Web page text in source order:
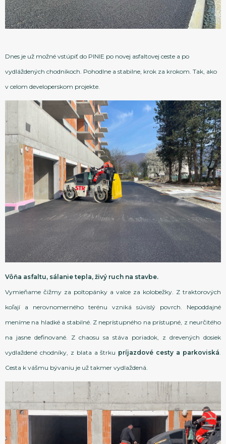
Dnes je už možné vstúpiť do PINIE po novej asfaltovej ceste a po
vydláždených chodníkoch. Pohodlne a stabilne, krok za krokom. Tak, ako
v celom developerskom projekte.
Vôňa asfaltu, sálanie tepla, živý ruch na stavbe.
Vymieňame čižmy za poltopánky a valce za kolobežky. Z traktorových
koľají a nerovnomerného terénu vzniká súvislý povrch. Nepoddajné
meníme na hladké a stabilné. Z neprístupného na prístupné, z neurčitého
na jasne definované. Z chaosu sa stáva poriadok, z drevených dosiek
vydlaždené chodníky, z blata a štrku príjazdové cesty a parkoviská
Cesta k vášmu bývaniu je už takmer vydlaždená.